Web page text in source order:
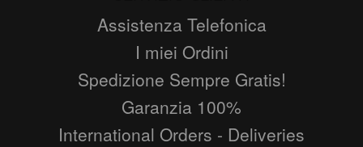
Assistenza Telefonica
I miei Ordini
Spedizione Sempre Gratis!
Garanzia 100%
International Orders - Deliveries